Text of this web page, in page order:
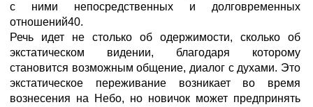
с ними непосредственных и долговременных
отношений40.
Речь идет не столько об одержимости, сколько об
экстатическом видении, благодаря которому
становится возможным общение, диалог с духами. Это
экстатическое переживание возникает во время
вознесения на Небо, но новичок может предпринять